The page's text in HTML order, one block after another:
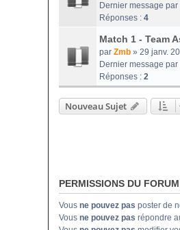
Dernier message par
Réponses : 4
Match 1 - Team
par Zmb » 29 janv.
Dernier message par
Réponses : 2
Nouveau Sujet
PERMISSIONS DU FORUM
Vous ne pouvez pas poster de
Vous ne pouvez pas répondre